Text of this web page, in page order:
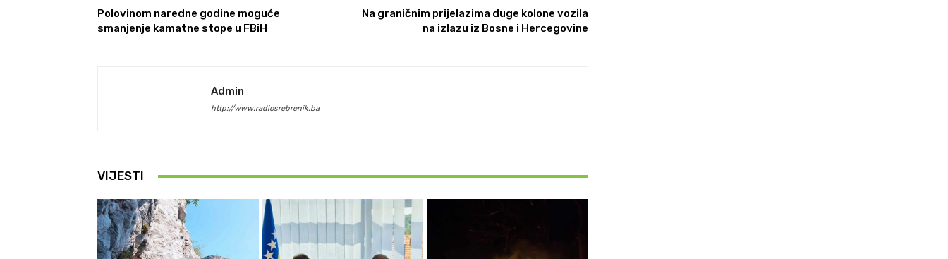
Polovinom naredne godine moguće
smanjenje kamatne stope u FBiH
Na graničnim prijelazima duge kolone vozila
na izlazu iz Bosne i Hercegovine
Admin
http://www.radiosrebrenik.ba
VIJESTI